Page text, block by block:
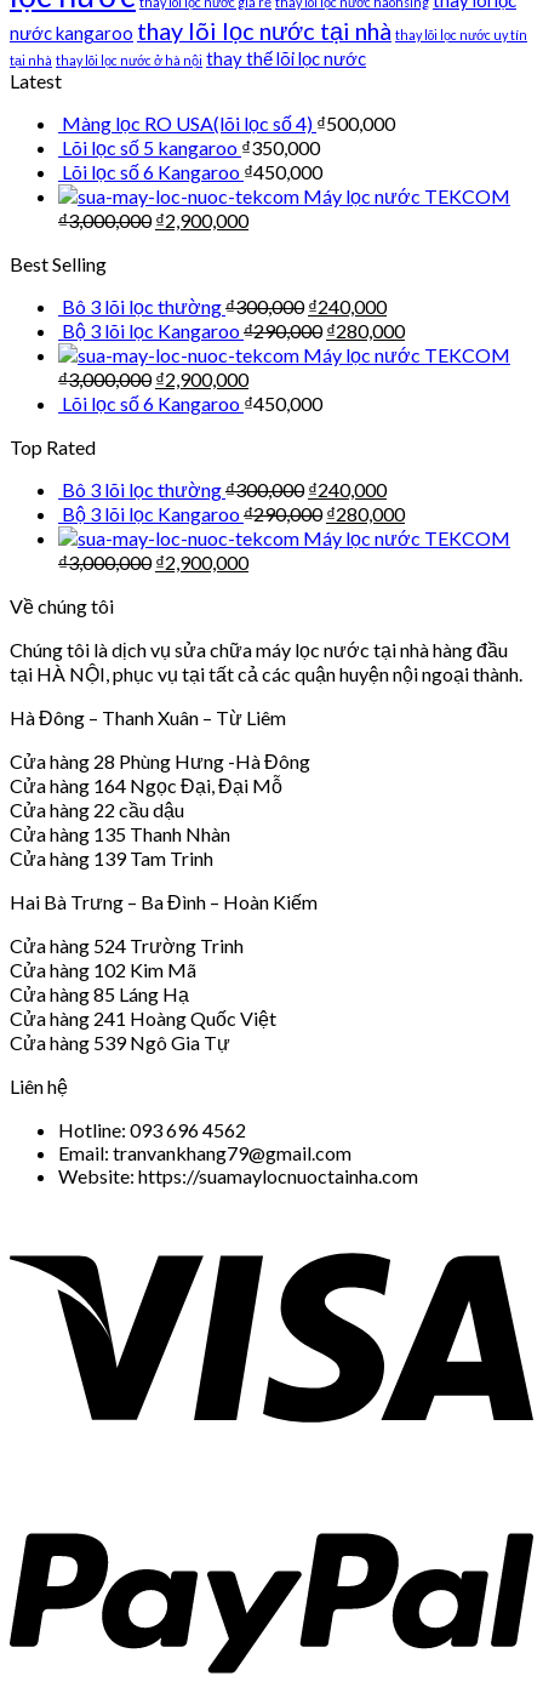
nước kangaroo thay lõi lọc nước tại nhà thay lõi lọc nước uy tín
tại nhà thay lõi lọc nước ở hà nội thay thế lõi lọc nước
Latest
Màng lọc RO USA(lõi lọc số 4) ₫500,000
Lõi lọc số 5 kangaroo ₫350,000
Lõi lọc số 6 Kangaroo ₫450,000
Máy lọc nước TEKCOM
₫3,000,000 ₫2,900,000
Best Selling
Bô 3 lõi lọc thường₫300,000 ₫240,000
Bộ 3 lõi lọc Kangaroo₫290,000 ₫280,000
Máy lọc nước TEKCOM
₫3,000,000 ₫2,900,000
Lõi lọc số 6 Kangaroo ₫450,000
Top Rated
Bô 3 lõi lọc thường₫300,000 ₫240,000
Bộ 3 lõi lọc Kangaroo₫290,000 ₫280,000
Máy lọc nước TEKCOM
₫3,000,000 ₫2,900,000
Về chúng tôi
Chúng tôi là dịch vụ sửa chữa máy lọc nước tại nhà hàng đầu
tại HÀ NỘI, phục vụ tại tất cả các quận huyện nội ngoại thành.
Hà Đông – Thanh Xuân – Từ Liêm
Cửa hàng 28 Phùng Hưng -Hà Đông
Cửa hàng 164 Ngọc Đại, Đại Mỗ
Cửa hàng 22 cầu dậu
Cửa hàng 135 Thanh Nhàn
Cửa hàng 139 Tam Trinh
Hai Bà Trưng – Ba Đình – Hoàn Kiếm
Cửa hàng 524 Trường Trinh
Cửa hàng 102 Kim Mã
Cửa hàng 85 Láng Hạ
Cửa hàng 241 Hoàng Quốc Việt
Cửa hàng 539 Ngô Gia Tự
Liên hệ
Hotline: 093 696 4562
Email: tranvankhang79@gmail.com
Website: https://suamaylocnuoctainha.com